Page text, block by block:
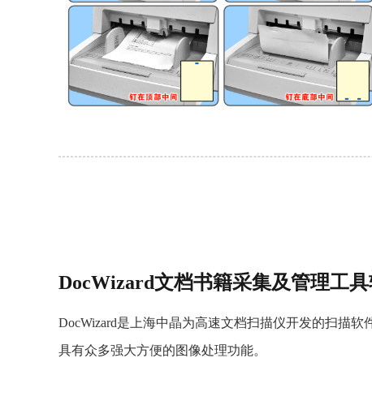
DocWizard文档书籍采集及管理工
DocWizard是上海中晶为高速文档扫描仪开发的扫描软
具有众多强大方便的图像处理功能。